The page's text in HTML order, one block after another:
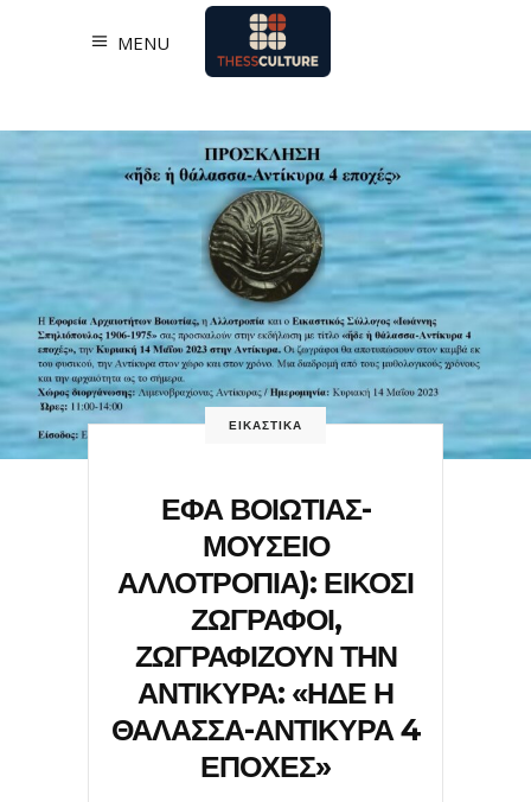
MENU
ΕΙΚΑΣΤΙΚΑ
ΕΦΑ ΒΟΙΩΤΙΑΣ-
ΜΟΥΣΕΙΟ
ΑΛΛΟΤΡΟΠΙΑ): ΕΙΚΟΣΙ
ΖΩΓΡΑΦΟΙ,
ΖΩΓΡΑΦΙΖΟΥΝ ΤΗΝ
ΑΝΤΙΚΥΡΑ: «ΗΔΕ Η
ΘΑΛΑΣΣΑ-ΑΝΤΙΚΥΡΑ 4
ΕΠΟΧΕΣ»